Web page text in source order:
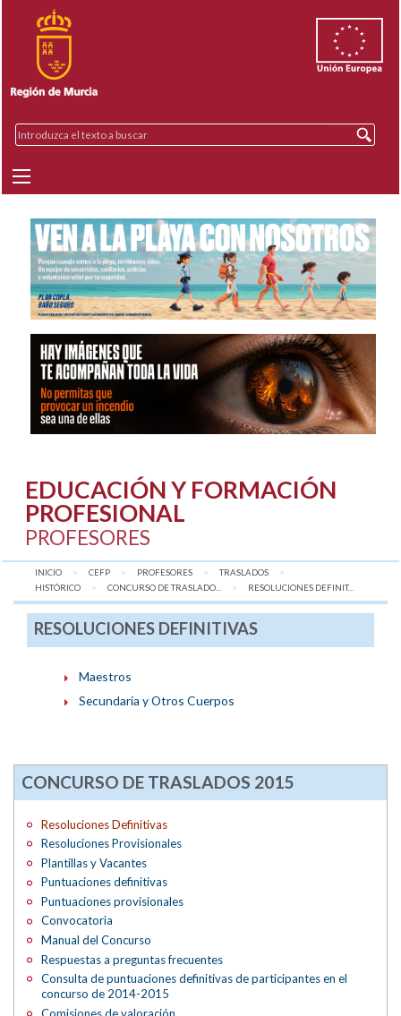
EDUCACIÓN Y FORMACIÓN
PROFESIONAL
PROFESORES
INICIO CEFP PROFESORES
TRASLADOS
HISTÓRICO
CONCURSO DE TRASLADO... AQUÍ:
RESOLUCIONES DEFINIT...
RESOLUCIONES DEFINITIVAS
Maestros
Secundaria y Otros Cuerpos
CONCURSO DE TRASLADOS 2015
Resoluciones Definitivas
Resoluciones Provisionales
Plantillas y Vacantes
Puntuaciones definitivas
Puntuaciones provisionales
Convocatoria
Manual del Concurso
Respuestas a preguntas frecuentes
Consulta de puntuaciones definitivas de participantes en el
concurso de 2014-2015
Comisiones de valoración